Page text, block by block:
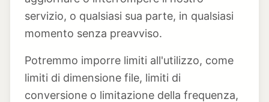
servizio, o qualsiasi sua parte, in qualsiasi
momento senza preavviso.
Potremmo imporre limiti all'utilizzo, come
limiti di dimensione file, limiti di
conversione o limitazione della frequenza,